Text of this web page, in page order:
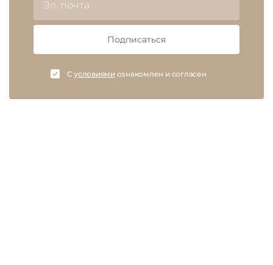
Подписаться
Cусловиямиознакомлен и согласен